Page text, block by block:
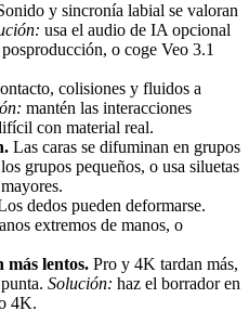
y sincronía labial se valoran
usa el audio de IA opcional
o coge Veo 3.1
colisiones y fluidos a
mantén las interacciones
con material real.
Las caras se difuminan en grupos
grupos pequeños, o usa siluetas
dedos pueden deformarse.
extremos de manos, o
más lentos. Pro y 4K tardan más,
Solución: haz el borrador en
4K.